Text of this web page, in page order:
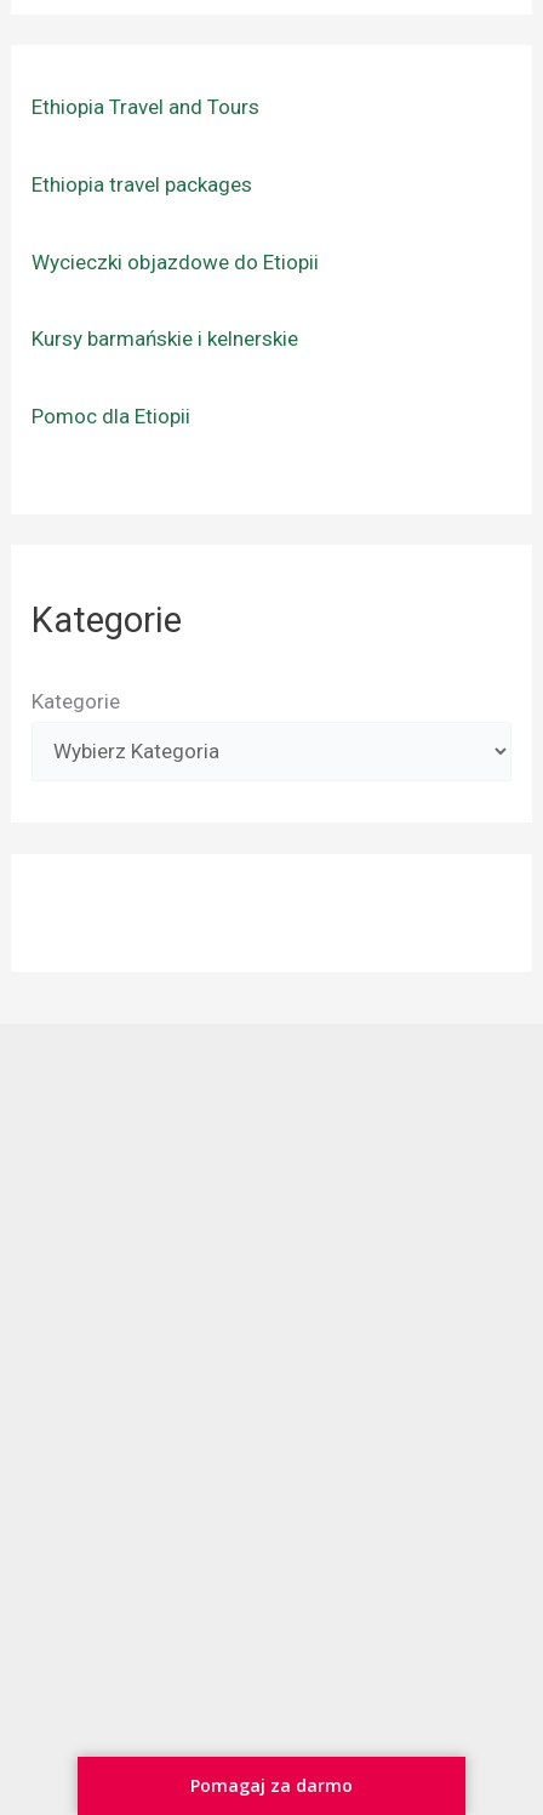
Ethiopia Travel and Tours
Ethiopia travel packages
Wycieczki objazdowe do Etiopii
Kursy barmańskie i kelnerskie
Pomoc dla Etiopii
Kategorie
Kategorie
Pomagaj za darmo